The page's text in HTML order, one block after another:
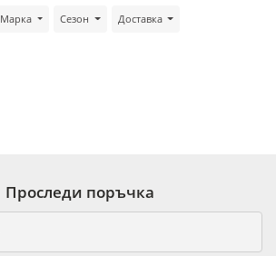
Марка Сезон Доставка
Проследи поръчка